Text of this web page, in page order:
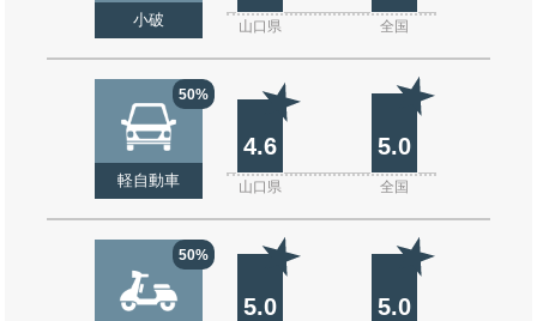
小破 山口県 全国
50%
軽自動車
4.6 5.0
山口県 全国
50%
5.0 5.0